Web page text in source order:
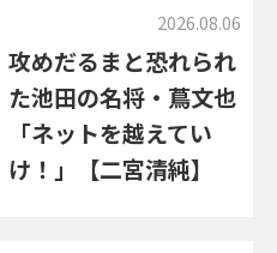
2026.08.06
攻めだるまと恐れられ
た池田の名将・蔦文也
「ネットを越えてい
け！」【二宮清純】